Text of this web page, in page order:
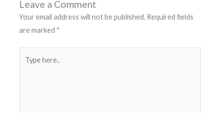
Leave a Comment
Your email address will not be published. Required fields
are marked *
here..